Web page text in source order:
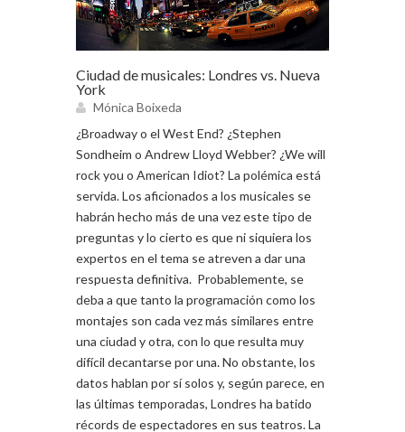
Ciudad de musicales: Londres vs. Nueva
York
Mónica Boixeda
¿Broadway o el West End? ¿Stephen
Sondheim o Andrew Lloyd Webber? ¿We will
rock you o American Idiot? La polémica está
servida. Los aficionados a los musicales se
habrán hecho más de una vez este tipo de
preguntas y lo cierto es que ni siquiera los
expertos en el tema se atreven a dar una
respuesta definitiva. Probablemente, se
deba a que tanto la programación como los
montajes son cada vez más similares entre
una ciudad y otra, con lo que resulta muy
difícil decantarse por una. No obstante, los
datos hablan por sí solos y, según parece, en
las últimas temporadas, Londres ha batido
récords de espectadores en sus teatros. La